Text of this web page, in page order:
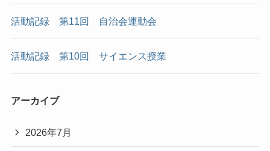
活動記録 第11回 自治会運動会
活動記録 第10回 サイエンス授業
アーカイブ
2026年7月